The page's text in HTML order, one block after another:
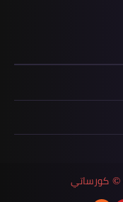
© كورساتي